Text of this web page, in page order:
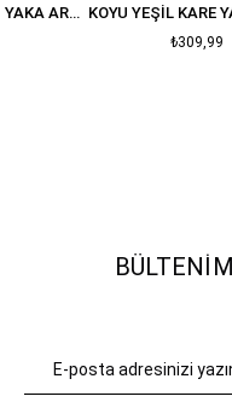
KOYU KAHVE KARE YAKA ARKASII FERMUARLI VATKALI ELBISE
₺309,99